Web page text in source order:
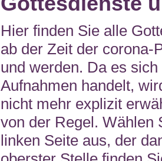
Hier finden Sie alle
ab der Zeit der corona-
und werden. Da es
Aufnahmen handelt,
nicht mehr explizit
von der Regel. Wählen
linken Seite aus, der